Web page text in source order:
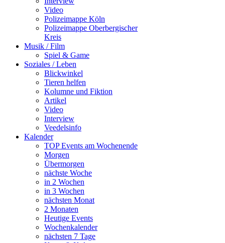
Video
Polizeimappe Köln
Polizeimappe Oberbergischer
Kreis
Musik / Film
Spiel & Game
Soziales / Leben
Blickwinkel
Tieren helfen
Kolumne und Fiktion
Artikel
Video
Interview
Veedelsinfo
Kalender
TOP Events am Wochenende
Morgen
Übermorgen
nächste Woche
in 2 Wochen
in 3 Wochen
nächsten Monat
2 Monaten
Heutige Events
Wochenkalender
nächsten 7 Tage